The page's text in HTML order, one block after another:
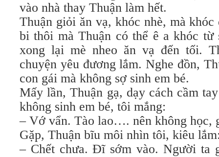
vào nhà thay Thuận làm hết.
Thuận giỏi ăn vạ, khóc nhè, mà
bi thôi mà Thuận có thể ê a khóc từ
xong lại mè nheo ăn vạ đến tối.
chuyện yêu đương lắm. Nghe đồn,
con gái mà không sợ sinh em bé.
Mấy lần, Thuận gạ, dạy cách cầm
không sinh em bé, tôi mắng:
– Vớ vẩn. Tào lao…. nên không học,
Gặp, Thuận bĩu môi nhìn tôi, kiêu
– Chết chưa. Đĩ sớm vào. Người ta